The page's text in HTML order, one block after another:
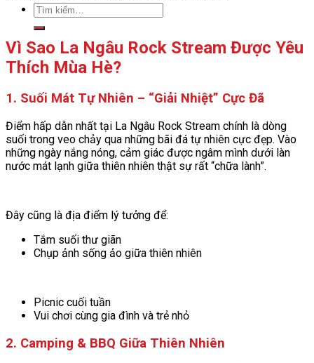
Tìm
kiếm:
Vì Sao La Ngâu Rock Stream Được Yêu
Thích Mùa Hè?
1. Suối Mát Tự Nhiên – “Giải Nhiệt” Cực Đã
Điểm hấp dẫn nhất tại La Ngâu Rock Stream chính là dòng
suối trong veo chảy qua những bãi đá tự nhiên cực đẹp. Vào
những ngày nắng nóng, cảm giác được ngâm mình dưới làn
nước mát lạnh giữa thiên nhiên thật sự rất “chữa lành”.
Đây cũng là địa điểm lý tưởng để:
Tắm suối thư giãn
Chụp ảnh sống ảo giữa thiên nhiên
Picnic cuối tuần
Vui chơi cùng gia đình và trẻ nhỏ
2. Camping & BBQ Giữa Thiên Nhiên